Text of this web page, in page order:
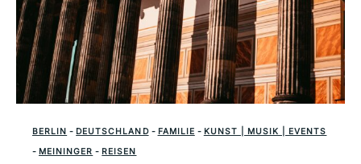
BERLIN - DEUTSCHLAND- FAMILIE - KUNST | MUSIK | EVENTS
- MEININGER - REISEN